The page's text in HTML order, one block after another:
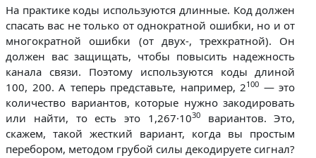
На практике коды используются длинные. Код должен
спасать вас не только от однократной ошибки, но и от
многократной ошибки (от двух-, трехкратной). Он
должен вас защищать, чтобы повысить надежность
канала связи. Поэтому используются коды длиной
100, 200. А теперь представьте, например, 2100 — это
количество вариантов, которые нужно закодировать
или найти, то есть это 1,267·1030вариантов. Это,
скажем, такой жесткий вариант, когда вы простым
перебором, методом грубой силы декодируете сигнал?